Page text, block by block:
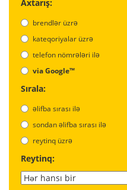
Axtarış:
brendlər üzrə
kateqoriyalar üzrə
telefon nömrələri ilə
via Google™
Sırala:
əlifba sırası ilə
sondan əlifba sırası ilə
reytinq üzrə
Reytinq: